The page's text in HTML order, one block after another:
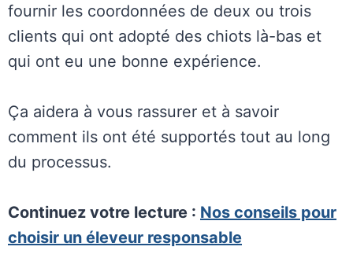
fournir les coordonnées de deux ou trois
clients qui ont adopté des chiots là-bas et
qui ont eu une bonne expérience.
Ça aidera à vous rassurer et à savoir
comment ils ont été supportés tout au long
du processus.
Continuez votre lecture : Nos conseils pour
choisir un éleveur responsable